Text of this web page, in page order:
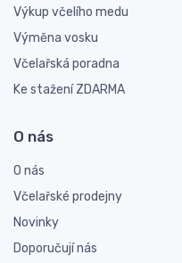
Výkup včelího medu
Výměna vosku
Včelařská poradna
Ke stažení ZDARMA
O nás
O nás
Včelařské prodejny
Novinky
Doporučují nás